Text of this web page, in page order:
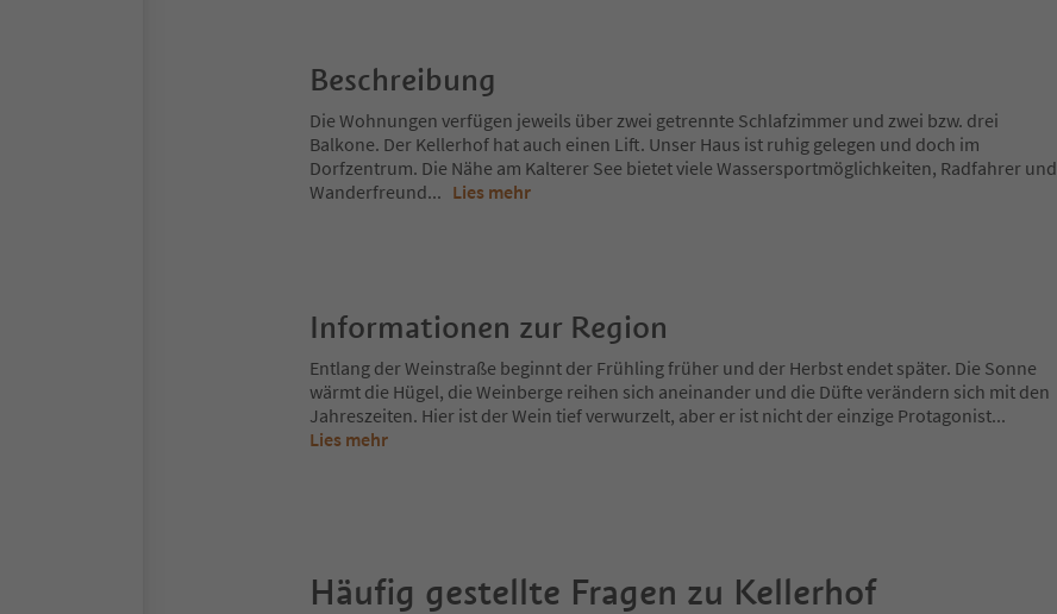
Beschreibung
Die Wohnungen verfügen jeweils über zwei getrennte Schlafzimmer und zwei bzw. drei
Balkone. Der Kellerhof hat auch einen Lift. Unser Haus ist ruhig gelegen und doch im
Dorfzentrum. Die Nähe am Kalterer See bietet viele Wassersportmöglichkeiten, Radfahrer und
Wanderfreund... Lies mehr
Informationen zur Region
Entlang der Weinstraße beginnt der Frühling früher und der Herbst endet später. Die Sonne
wärmt die Hügel, die Weinberge reihen sich aneinander und die Düfte verändern sich mit den
Jahreszeiten. Hier ist der Wein tief verwurzelt, aber er ist nicht der einzige Protagonist...
Lies mehr
Häufig gestellte Fragen zu Kellerhof